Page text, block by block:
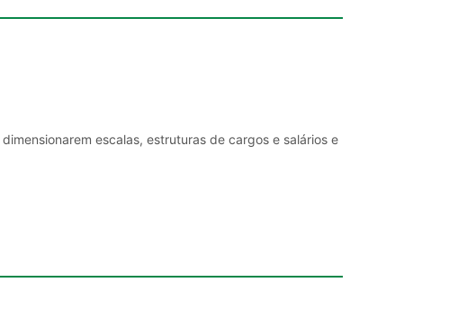
dimensionarem escalas, estruturas de cargos e salários e